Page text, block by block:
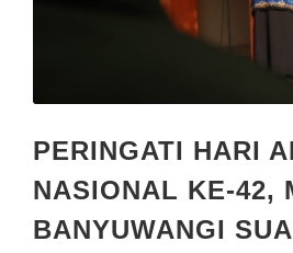
PERINGATI HARI
NASIONAL KE-42,
BANYUWANGI